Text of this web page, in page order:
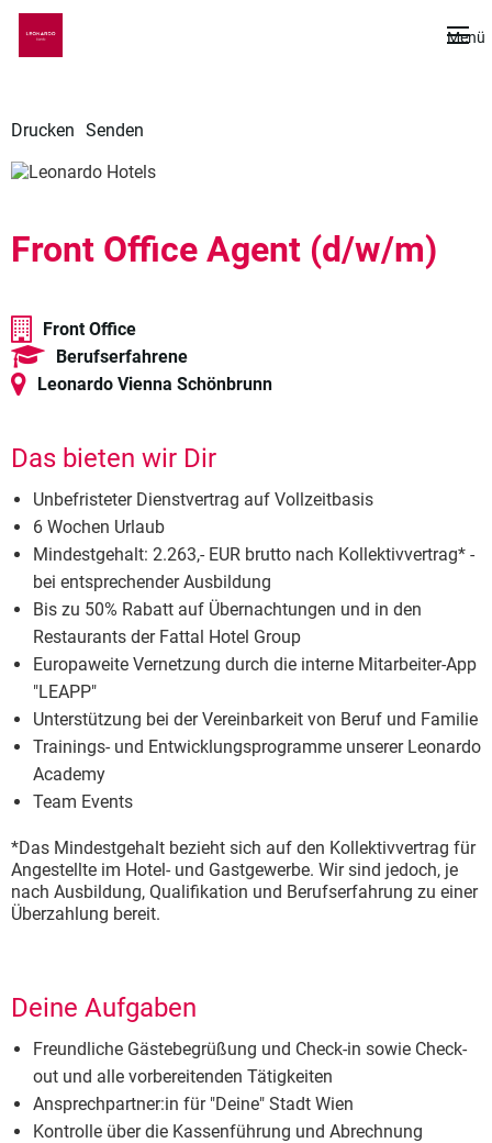
Menü
Drucken Senden
Front Office Agent (d/w/m)
Front Office
Berufserfahrene
Leonardo Vienna Schönbrunn
Das bieten wir Dir
Unbefristeter Dienstvertrag auf Vollzeitbasis
6 Wochen Urlaub
Mindestgehalt: 2.263,- EUR brutto nach Kollektivvertrag* -
bei entsprechender Ausbildung
Bis zu 50% Rabatt auf Übernachtungen und in den
Restaurants der Fattal Hotel Group
Europaweite Vernetzung durch die interne Mitarbeiter-App
"LEAPP"
Unterstützung bei der Vereinbarkeit von Beruf und Familie
Trainings- und Entwicklungsprogramme unserer Leonardo
Academy
Team Events
*Das Mindestgehalt bezieht sich auf den Kollektivvertrag für
Angestellte im Hotel- und Gastgewerbe. Wir sind jedoch, je
nach Ausbildung, Qualifikation und Berufserfahrung zu einer
Überzahlung bereit.
Deine Aufgaben
Freundliche Gästebegrüßung und Check-in sowie Check-
out und alle vorbereitenden Tätigkeiten
Ansprechpartner:in für "Deine" Stadt Wien
Kontrolle über die Kassenführung und Abrechnung